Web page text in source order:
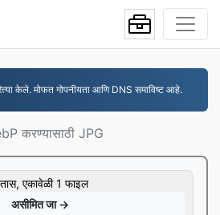
केले. मोफत गोपनीयता आणि DNS समाविष्ट आहे.
करण्यासाठी JPG
एकावेळी 1 फाइल
असीमित जा →